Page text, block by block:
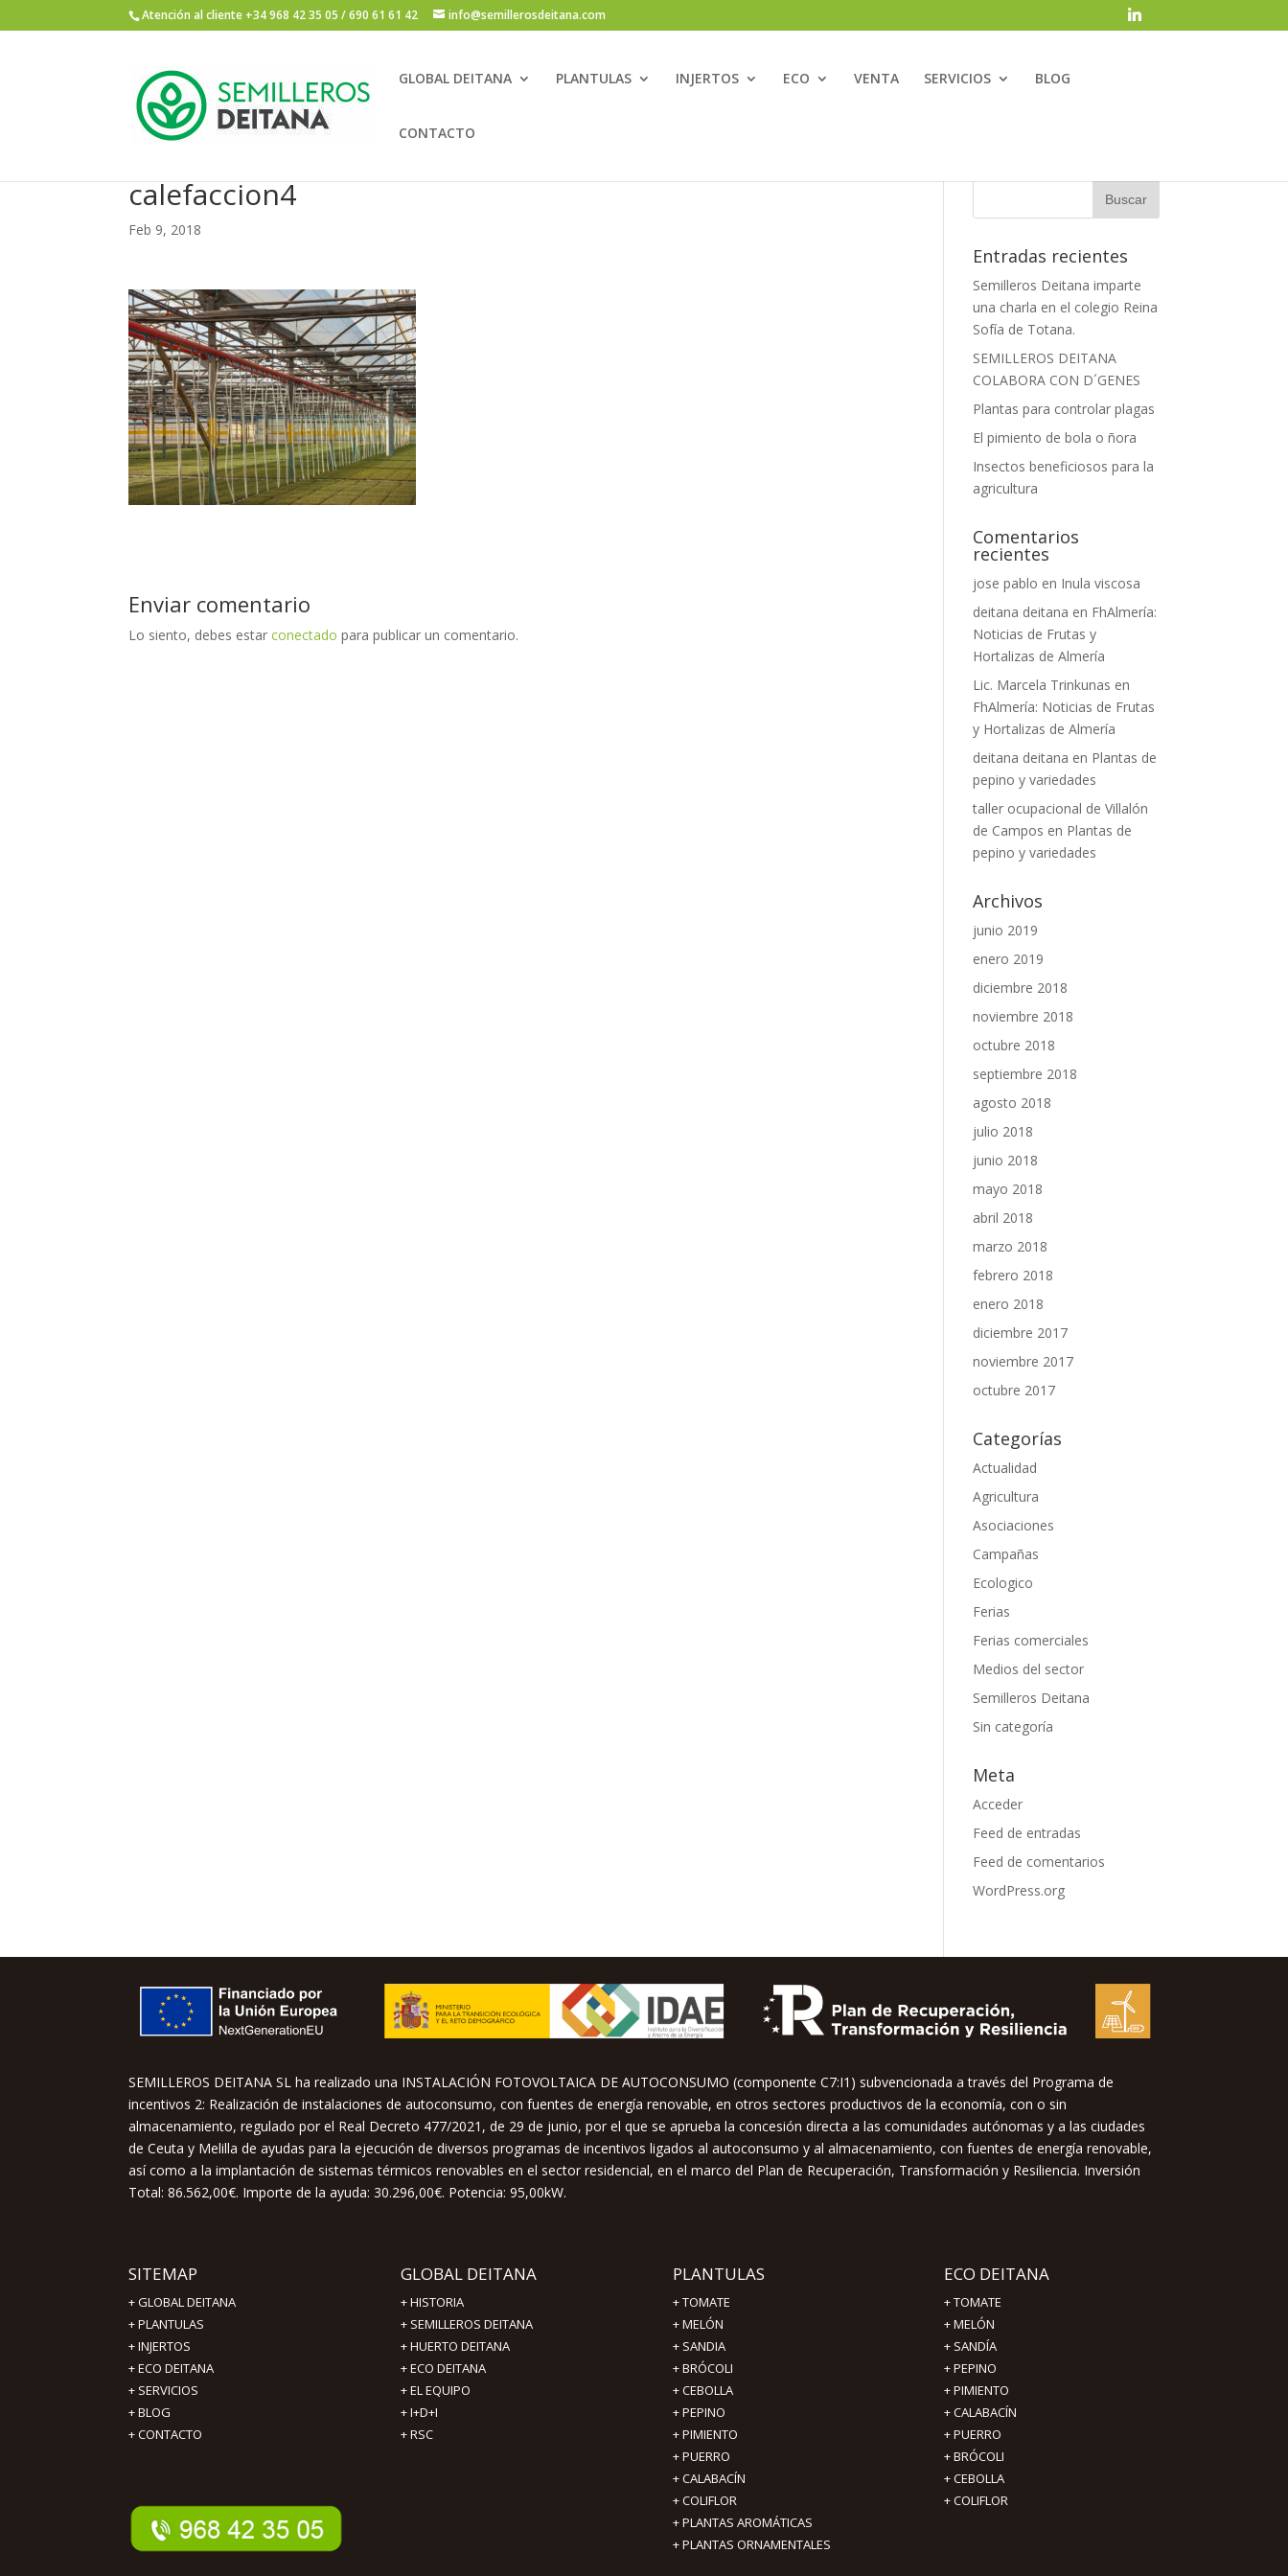
Atención al cliente +34 968 42 35 05 / 690 61 61 42 info@semillerosdeitana.com
GLOBAL DEITANA PLANTULAS INJERTOS ECO VENTA SERVICIOS BLOG
CONTACTO
calefaccion4
Feb 9, 2018
Enviar comentario
Lo siento, debes estarconectado para publicar un comentario.
Entradas recientes
Semilleros Deitana imparte
una charla en el colegio Reina
Sofía de Totana.
SEMILLEROS DEITANA
COLABORA CON D´GENES
Plantas para controlar plagas
El pimiento de bola o ñora
Insectos beneficiosos para la
agricultura
Comentarios
recientes
jose pablo en Inula viscosa
deitana deitana en FhAlmería:
Noticias de Frutas y
Hortalizas de Almería
Lic. Marcela Trinkunas en
FhAlmería: Noticias de Frutas
y Hortalizas de Almería
deitana deitana en Plantas de
pepino y variedades
taller ocupacional de Villalón
de Campos en Plantas de
pepino y variedades
Archivos
junio 2019
enero 2019
diciembre 2018
noviembre 2018
octubre 2018
septiembre 2018
agosto 2018
julio 2018
junio 2018
mayo 2018
abril 2018
marzo 2018
febrero 2018
enero 2018
diciembre 2017
noviembre 2017
octubre 2017
Categorías
Actualidad
Agricultura
Asociaciones
Campañas
Ecologico
Ferias
Ferias comerciales
Medios del sector
Semilleros Deitana
Sin categoría
Meta
Acceder
Feed de entradas
Feed de comentarios
WordPress.org
SEMILLEROS DEITANA SL ha realizado una INSTALACIÓN FOTOVOLTAICA DE AUTOCONSUMO (componente C7:I1) subvencionada a través del Programa de
incentivos 2: Realización de instalaciones de autoconsumo, con fuentes de energía renovable, en otros sectores productivos de la economía, con o sin
almacenamiento, regulado por el Real Decreto 477/2021, de 29 de junio, por el que se aprueba la concesión directa a las comunidades autónomas y a las ciudades
de Ceuta y Melilla de ayudas para la ejecución de diversos programas de incentivos ligados al autoconsumo y al almacenamiento, con fuentes de energía renovable,
así como a la implantación de sistemas térmicos renovables en el sector residencial, en el marco del Plan de Recuperación, Transformación y Resiliencia. Inversión
Total: 86.562,00€. Importe de la ayuda: 30.296,00€. Potencia: 95,00kW.
SITEMAP
+GLOBAL DEITANA
+PLANTULAS
+INJERTOS
+ECO DEITANA
+ SERVICIOS
+BLOG
+CONTACTO
GLOBAL DEITANA
+HISTORIA
+ SEMILLEROS DEITANA
+HUERTO DEITANA
+ECO DEITANA
+EL EQUIPO
+I+D+I
+RSC
PLANTULAS
+TOMATE
+MELÓN
+ SANDIA
+BRÓCOLI
+CEBOLLA
+PEPINO
+PIMIENTO
+ PUERRO
+ CALABACÍN
+ COLIFLOR
+ PLANTAS AROMÁTICAS
+ PLANTAS ORNAMENTALES
ECO DEITANA
+TOMATE
+MELÓN
+ SANDÍA
+PEPINO
+PIMIENTO
+CALABACÍN
+PUERRO
+BRÓCOLI
+CEBOLLA
+COLIFLOR